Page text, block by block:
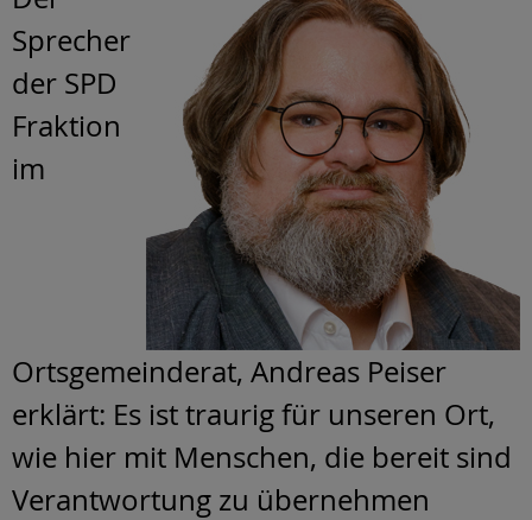
Sprecher
der SPD
Fraktion
im
Ortsgemeinderat, Andreas Peiser
erklärt: Es ist traurig für unseren Ort,
wie hier mit Menschen, die bereit sind
Verantwortung zu übernehmen